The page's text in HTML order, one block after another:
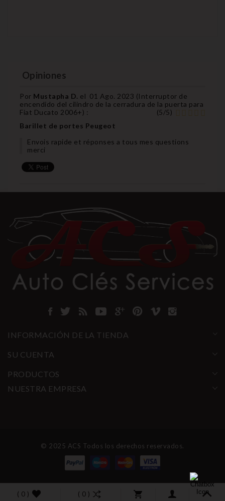
Opiniones
Por Mustapha D. el 01 Ago. 2023 (Interruptor de
encendido del cilindro de la cerradura de la puerta para
Fiat Ducato 2006+) : (5/5)
Barillet de portes Peugeot
Envois rapide et réponses a tous mes questions
merci
INFORMACIÓN DE LA TIENDA
SU CUENTA
PRODUCTOS
NUESTRA EMPRESA
© 2025 ACS Todos los derechos reservados.
( 0 ) ( 0 )